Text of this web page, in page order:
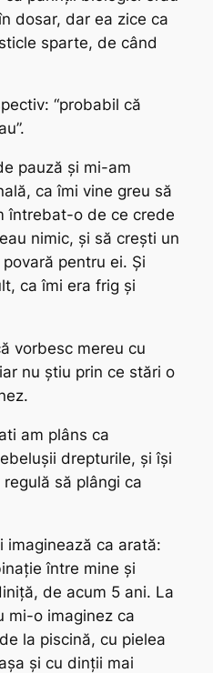
dosar, dar ea zice ca
sparte, de când
“probabil că
pauză și mi-am
ca îmi vine greu să
întrebat-o de ce crede
nimic, și să crești un
pentru ei. Și
ca îmi era frig și
vorbesc mereu cu
nu știu prin ce stări o
am plâns ca
drepturile, și își
să plângi ca
imaginează ca arată:
între mine și
de acum 5 ani. La
mi-o imaginez ca
la piscină, cu pielea
și cu dinții mai